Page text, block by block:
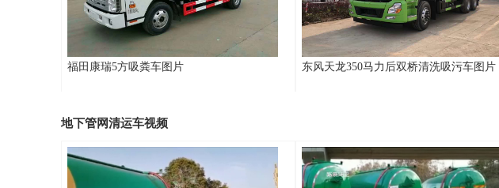
福田康瑞5方吸粪车图片 东风天龙350马力后双桥清洗吸污车图片
地下管网清运车视频